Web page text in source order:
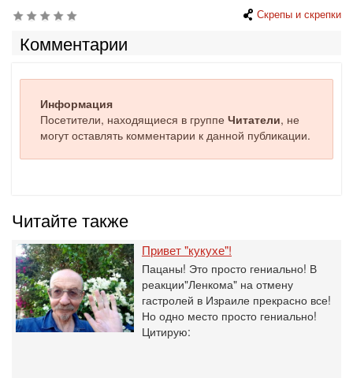
Скрепы и скрепки
Комментарии
Информация
Посетители, находящиеся в группе Читатели, не
могут оставлять комментарии к данной публикации.
Читайте также
Привет "кукухе"!
Пацаны! Это просто гениально! В
реакции"Ленкома" на отмену
гастролей в Израиле прекрасно все!
Но одно место просто гениально!
Цитирую: